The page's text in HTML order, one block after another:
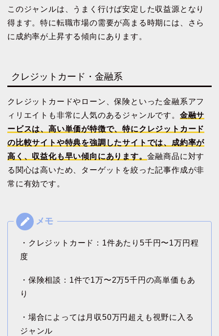
このジャンルは、うまく行けば安定した収益源となり
得ます。特に転職市場の需要が高まる時期には、さら
に成約率が上昇する傾向にあります。
クレジットカード・金融系
クレジットカードやローン、保険といった金融系アフ
ィリエイトも非常に人気のあるジャンルです。 金融サ
ービスは、高い単価が特徴で、特にクレジットカード
の比較サイトや特典を強調したサイトでは、成約率が
高く、収益化も早い傾向にあります。 金融商品に対す
る関心は高いため、ターゲットを絞った記事作成が非
常に有効です。
・クレジットカード：1件あたり5千円〜1万円程
度
・保険相談：1件で1万〜2万5千円の高単価もあ
り
・場合によっては月収50万円超えも視野に入る
ジャンル